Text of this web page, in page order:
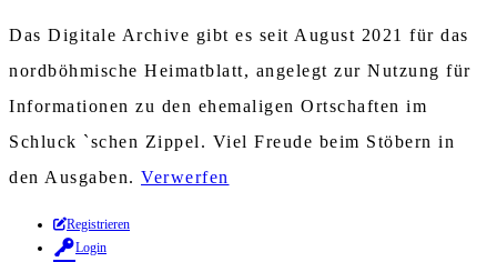
Das Digitale Archive gibt es seit August 2021 für das
nordböhmische Heimatblatt, angelegt zur Nutzung für
Informationen zu den ehemaligen Ortschaften im
Schluck `schen Zippel. Viel Freude beim Stöbern in
den Ausgaben. Verwerfen
Zum
Inhalt
Registrieren
Login